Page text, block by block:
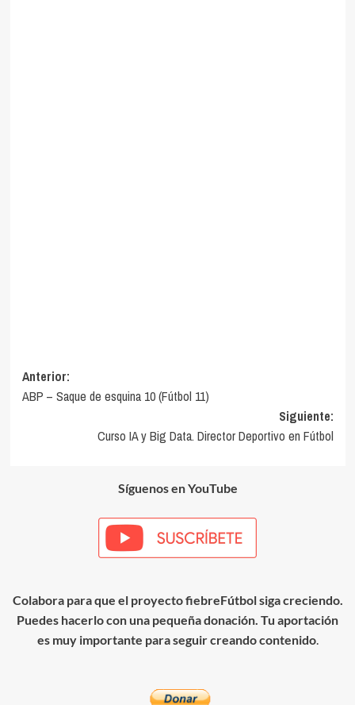
Navegación
de
entradas
Anterior:
ABP – Saque de esquina 10 (Fútbol 11)
Siguiente:
Curso IA y Big Data. Director Deportivo en Fútbol
Síguenos en YouTube
Colabora para que el proyecto fiebreFútbol siga creciendo.
Puedes hacerlo con una pequeña donación. Tu aportación
es muy importante para seguir creando contenido.